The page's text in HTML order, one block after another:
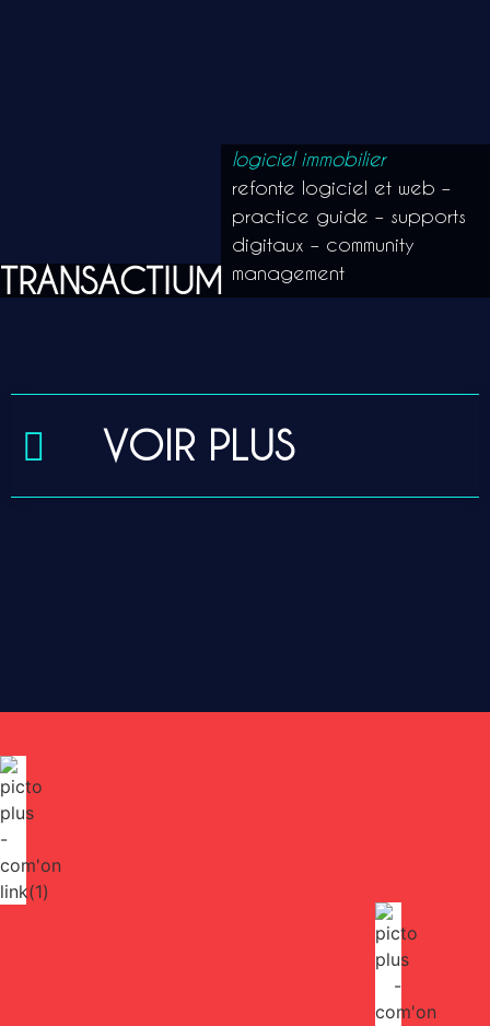
TRANSACTIUM
logiciel immobilier
refonte logiciel et web –
practice guide – supports
digitaux – community
management
VOIR PLUS